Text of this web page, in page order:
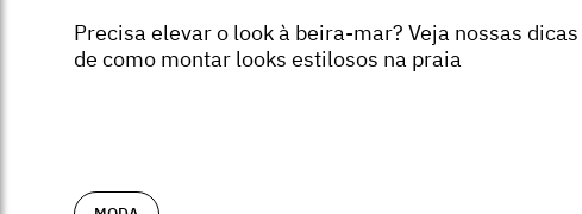
Precisa elevar o look à beira-mar? Veja nossas dicas
de como montar looks estilosos na praia